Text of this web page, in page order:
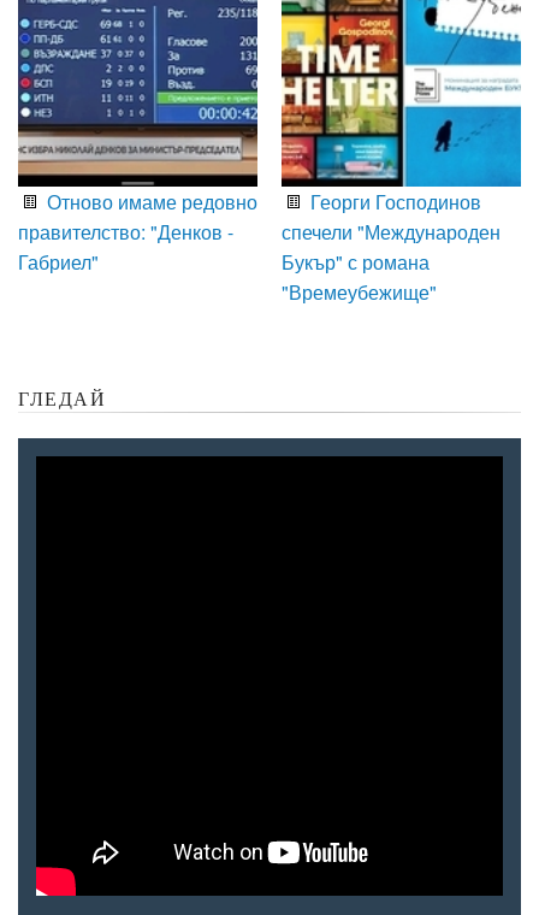
Отново имаме редовно
правителство: "Денков -
Габриел"
Георги Господинов
спечели "Международен
Букър" с романа
"Времеубежище"
ГЛЕДАЙ